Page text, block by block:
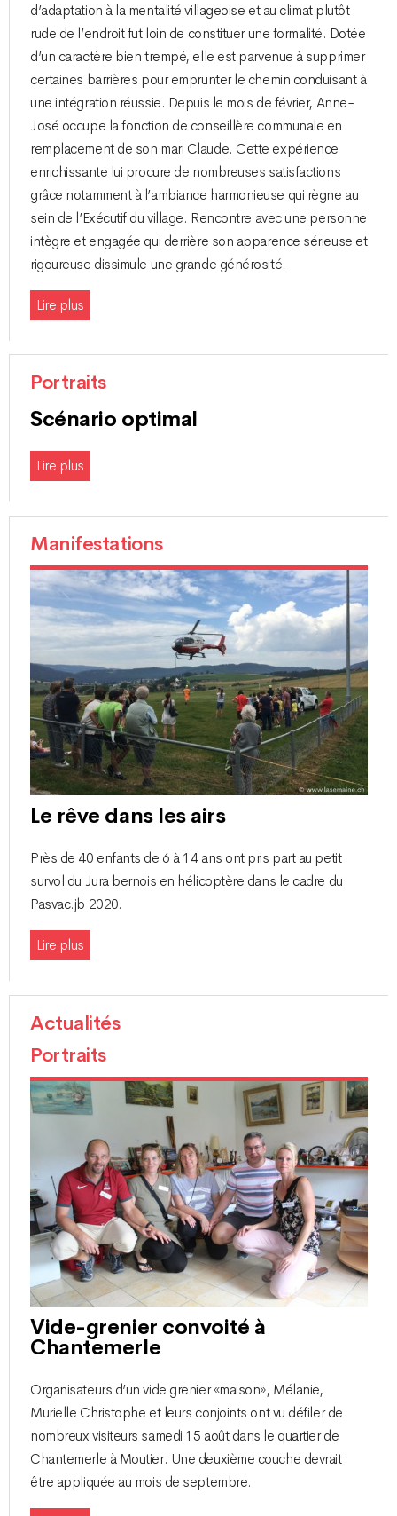
d’adaptation à la mentalité villageoise et au climat plutôt
rude de l’endroit fut loin de constituer une formalité. Dotée
d’un caractère bien trempé, elle est parvenue à supprimer
certaines barrières pour emprunter le chemin conduisant à
une intégration réussie. Depuis le mois de février, Anne-
José occupe la fonction de conseillère communale en
remplacement de son mari Claude. Cette expérience
enrichissante lui procure de nombreuses satisfactions
grâce notamment à l’ambiance harmonieuse qui règne au
sein de l’Exécutif du village. Rencontre avec une personne
intègre et engagée qui derrière son apparence sérieuse et
rigoureuse dissimule une grande générosité.
Lire plus
Portraits
Scénario optimal
Lire plus
Manifestations
Le rêve dans les airs
Près de 40 enfants de 6 à 14 ans ont pris part au petit
survol du Jura bernois en hélicoptère dans le cadre du
Pasvac.jb 2020.
Lire plus
Actualités
Portraits
Vide-grenier convoité à
Chantemerle
Organisateurs d’un vide grenier «maison», Mélanie,
Murielle Christophe et leurs conjoints ont vu défiler de
nombreux visiteurs samedi 15 août dans le quartier de
Chantemerle à Moutier. Une deuxième couche devrait
être appliquée au mois de septembre.